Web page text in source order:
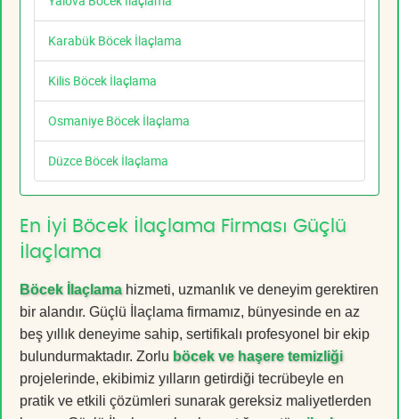
Karabük Böcek İlaçlama
Kilis Böcek İlaçlama
Osmaniye Böcek İlaçlama
Düzce Böcek İlaçlama
En İyi Böcek İlaçlama Firması Güçlü
İlaçlama
Böcek İlaçlamahizmeti, uzmanlık ve deneyim gerektiren
bir alandır. Güçlü İlaçlama firmamız, bünyesinde en az
beş yıllık deneyime sahip, sertifikalı profesyonel bir ekip
bulundurmaktadır. Zorlu böcek ve haşere temizliği
projelerinde, ekibimiz yılların getirdiği tecrübeyle en
pratik ve etkili çözümleri sunarak gereksiz maliyetlerden